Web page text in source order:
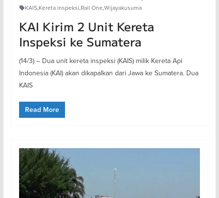
KAIS,Kereta inspeksi,Rail One,Wijayakusuma
KAI Kirim 2 Unit Kereta
Inspeksi ke Sumatera
(14/3) – Dua unit kereta inspeksi (KAIS) milik Kereta Api
Indonesia (KAI) akan dikapalkan dari Jawa ke Sumatera. Dua
KAIS
Read More